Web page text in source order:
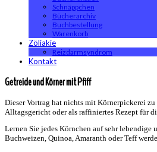
Schnäppchen
Bücherarchiv
Buchbestellung
Warenkorb
Zöliakie
Reizdarmsyndrom
Kontakt
Getreide und Körner mit Pfiff
Dieser Vortrag hat nichts mit Körnerpickerei
Alltagsgericht oder als raffiniertes Rezept für
Lernen Sie jedes Körnchen auf sehr lebendige
Buchweizen, Quinoa, Amaranth oder Teff